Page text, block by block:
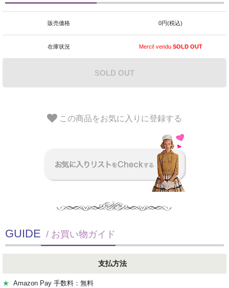
販売価格 0円(税込)
在庫状況 Merci! venduSOLD OUT
SOLD OUT
この商品をお気に入りに登録する
GUIDE / お買い物ガイド
支払方法
★ Amazon Pay 手数料：無料